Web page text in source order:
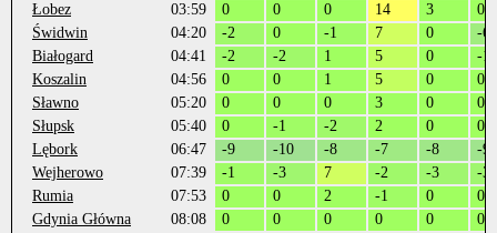
Łobez
03:59 0 0 0 14 3
0
Świdwin
04:20 -2 0 -1 7 0
-6
Białogard
04:41 -2 -2 1 5 0
-1
Koszalin
04:56 0 0 1 5 0
0
Sławno
05:20 0 0 0 3 0
0
Słupsk
05:40 0 -1 -2 2 0
0
Lębork
06:47 -9 -10 -8 -7 -8
-9
Wejherowo
07:39 -1 -3 7 -2 -3
-3
Rumia
07:53 0 0 2 -1 0
0
Gdynia Główna
08:08 0 0 0 0 0
0